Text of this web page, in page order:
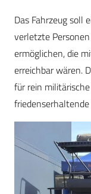
Das Fahrzeug soll
verletzte
ermöglichen, die
erreichbar wären.
für rein